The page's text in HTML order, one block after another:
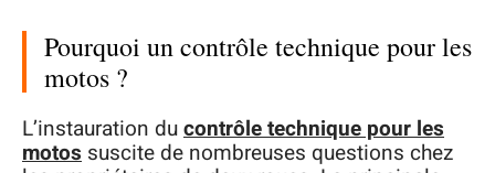
Pourquoi un contrôle technique pour les
motos ?
L’instauration ducontrôle technique pour les
motos suscite de nombreuses questions chez